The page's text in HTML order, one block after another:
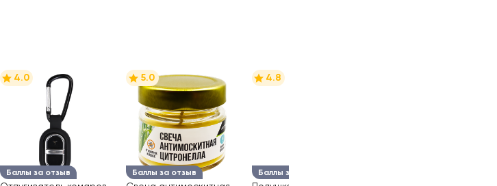
Баллы за отзыв
4.0
Баллы за отзыв
5.0
Баллы за отзыв
4.8